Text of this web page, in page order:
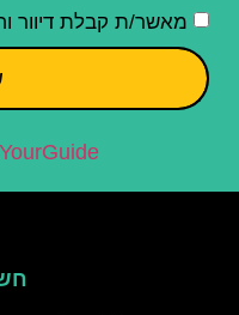
מאשר/ת קבלת דיוור